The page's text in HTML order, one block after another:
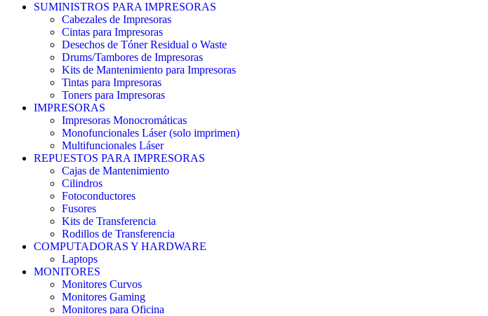
SUMINISTROS PARA IMPRESORAS
Cabezales de Impresoras
Cintas para Impresoras
Desechos de Tóner Residual o Waste
Drums/Tambores de Impresoras
Kits de Mantenimiento para Impresoras
Tintas para Impresoras
Toners para Impresoras
IMPRESORAS
Impresoras Monocromáticas
Monofuncionales Láser (solo imprimen)
Multifuncionales Láser
REPUESTOS PARA IMPRESORAS
Cajas de Mantenimiento
Cilindros
Fotoconductores
Fusores
Kits de Transferencia
Rodillos de Transferencia
COMPUTADORAS Y HARDWARE
Laptops
MONITORES
Monitores Curvos
Monitores Gaming
Monitores para Oficina